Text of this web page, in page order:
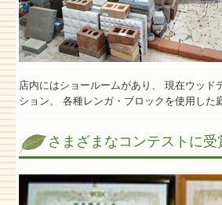
店内にはショールームがあり、 現在ウッド
ション、 各種レンガ・ブロックを使用した
さまざまなコンテストに受